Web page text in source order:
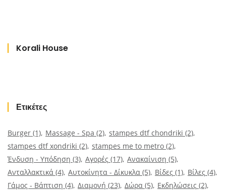
Korali House
Ετικέτες
Burger (1) Massage - Spa (2) stampes dtf chondriki (2)
stampes dtf xondriki (2) stampes me to metro (2)
Ένδυση - Υπόδηση (3) Αγορές (17) Ανακαίνιση (5)
Ανταλλακτικά (4) Αυτοκίνητα - Δίκυκλα (5) Βίδες (1) Βίλες (4)
Γάμος - Βάπτιση (4) Διαμονή (23) Δώρα (5) Εκδηλώσεις (2)